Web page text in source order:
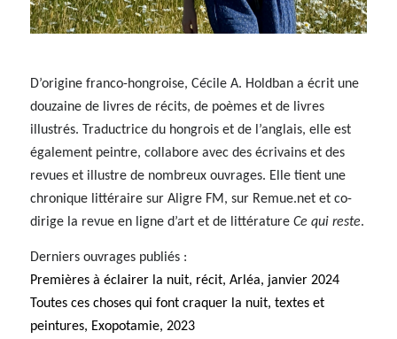
D’origine franco-hongroise, Cécile A. Holdban a écrit une
douzaine de livres de récits, de poèmes et de livres
illustrés. Traductrice du hongrois et de l’anglais, elle est
également peintre, collabore avec des écrivains et des
revues et illustre de nombreux ouvrages. Elle tient une
chronique littéraire sur Aligre FM, sur Remue.net et co-
dirige la revue en ligne d’art et de littérature Ce qui reste.
Derniers ouvrages publiés :
Premières à éclairer la nuit, récit, Arléa, janvier 2024
Toutes ces choses qui font craquer la nuit, textes et
peintures, Exopotamie, 2023